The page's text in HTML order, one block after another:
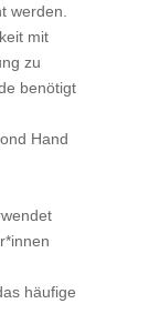
werden.
mit
zu
benötigt
Hand
häufige